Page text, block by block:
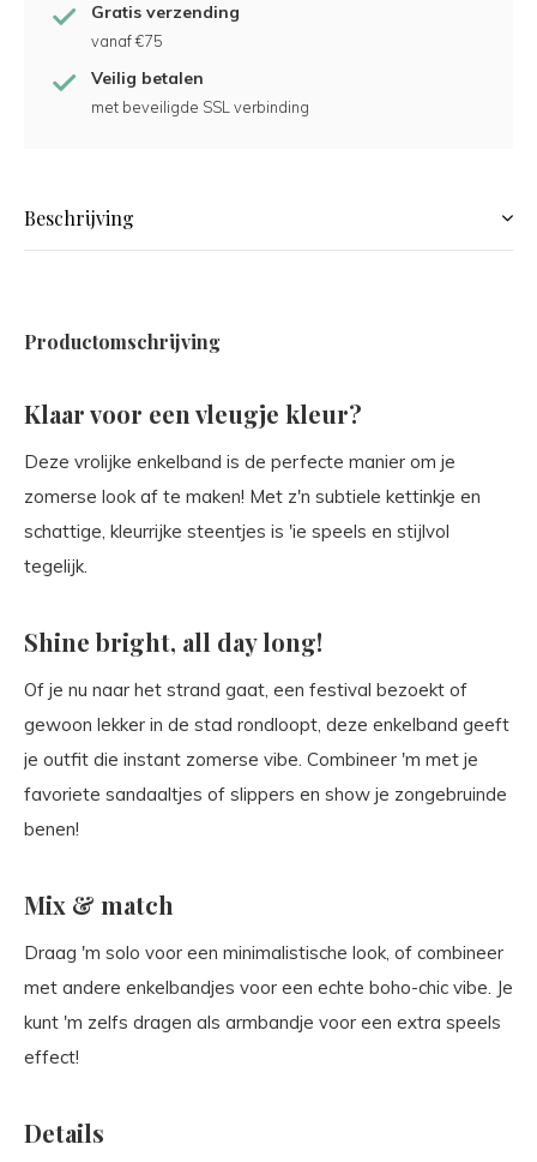
Gratis verzending
vanaf €75
Veilig betalen
met beveiligde SSL verbinding
Beschrijving
Productomschrijving
Klaar voor een vleugje kleur?
Deze vrolijke enkelband is de perfecte manier om je
zomerse look af te maken! Met z'n subtiele kettinkje en
schattige, kleurrijke steentjes is 'ie speels en stijlvol
tegelijk.
Shine bright, all day long!
Of je nu naar het strand gaat, een festival bezoekt of
gewoon lekker in de stad rondloopt, deze enkelband geeft
je outfit die instant zomerse vibe. Combineer 'm met je
favoriete sandaaltjes of slippers en show je zongebruinde
benen!
Mix & match
Draag 'm solo voor een minimalistische look, of combineer
met andere enkelbandjes voor een echte boho-chic vibe. Je
kunt 'm zelfs dragen als armbandje voor een extra speels
effect!
Details